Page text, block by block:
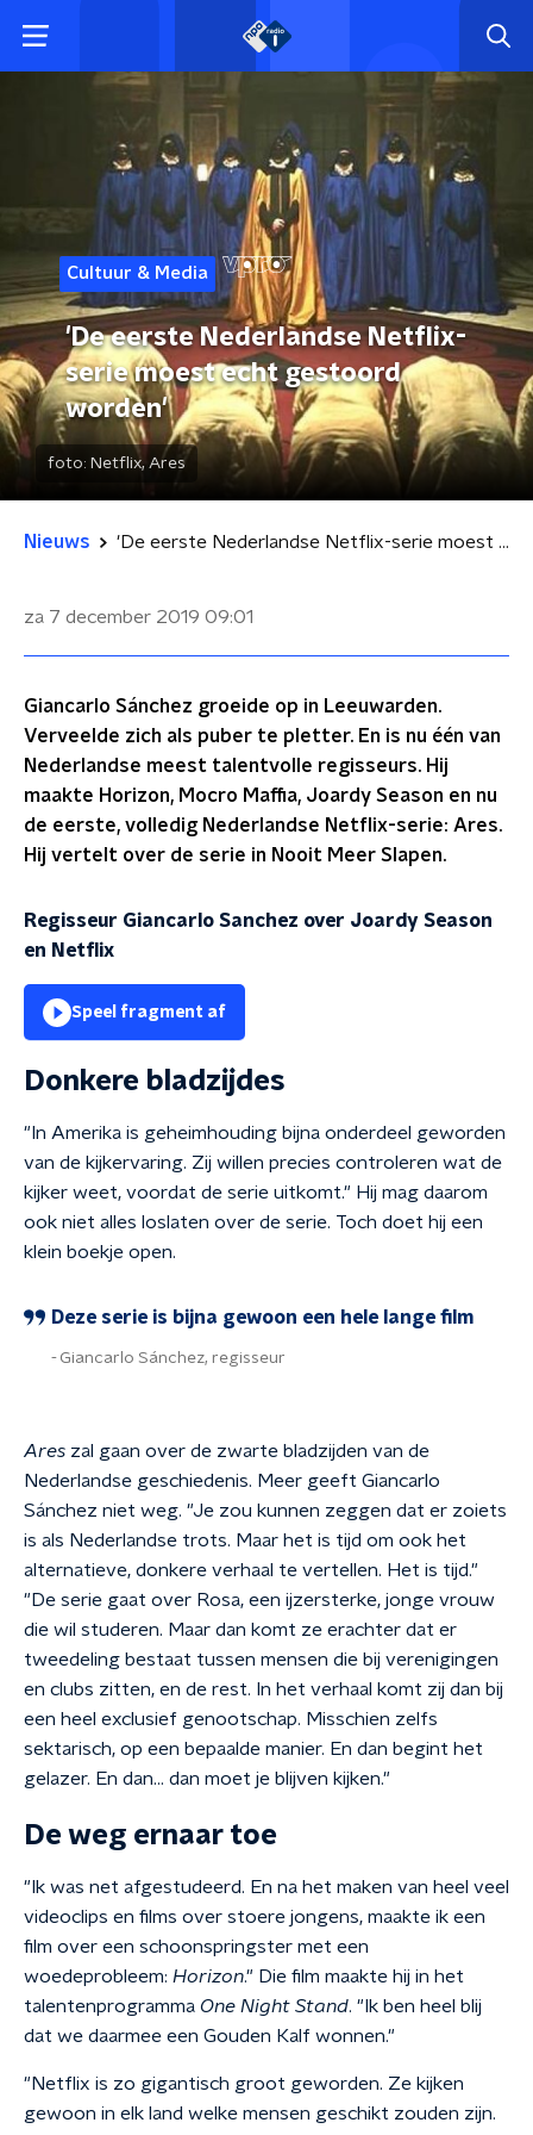
Cultuur & Media
'De eerste Nederlandse Netflix-
serie moest echt gestoord
worden'
foto: Netflix, Ares
Nieuws 'De eerste Nederlandse Netflix-serie moest echt gestoord worden'
za 7 december 2019 09:01
Giancarlo Sánchez groeide op in Leeuwarden.
Verveelde zich als puber te pletter. En is nu één van
Nederlandse meest talentvolle regisseurs. Hij
maakte Horizon, Mocro Maffia, Joardy Season en nu
de eerste, volledig Nederlandse Netflix-serie: Ares.
Hij vertelt over de serie in Nooit Meer Slapen.
Regisseur Giancarlo Sanchez over Joardy Season
en Netflix
Speel fragment af
Donkere bladzijdes
"In Amerika is geheimhouding bijna onderdeel geworden
van de kijkervaring. Zij willen precies controleren wat de
kijker weet, voordat de serie uitkomt." Hij mag daarom
ook niet alles loslaten over de serie. Toch doet hij een
klein boekje open.
Deze serie is bijna gewoon een hele lange film
Giancarlo Sánchez, regisseur
Ares zal gaan over de zwarte bladzijden van de
Nederlandse geschiedenis. Meer geeft Giancarlo
Sánchez niet weg. "Je zou kunnen zeggen dat er zoiets
is als Nederlandse trots. Maar het is tijd om ook het
alternatieve, donkere verhaal te vertellen. Het is tijd."
"De serie gaat over Rosa, een ijzersterke, jonge vrouw
die wil studeren. Maar dan komt ze erachter dat er
tweedeling bestaat tussen mensen die bij verenigingen
en clubs zitten, en de rest. In het verhaal komt zij dan bij
een heel exclusief genootschap. Misschien zelfs
sektarisch, op een bepaalde manier. En dan begint het
gelazer. En dan… dan moet je blijven kijken."
De weg ernaar toe
"Ik was net afgestudeerd. En na het maken van heel veel
videoclips en films over stoere jongens, maakte ik een
film over een schoonspringster met een
woedeprobleem: Horizon." Die film maakte hij in het
talentenprogramma One Night Stand. "Ik ben heel blij
dat we daarmee een Gouden Kalf wonnen."
"Netflix is zo gigantisch groot geworden. Ze kijken
gewoon in elk land welke mensen geschikt zouden zijn.